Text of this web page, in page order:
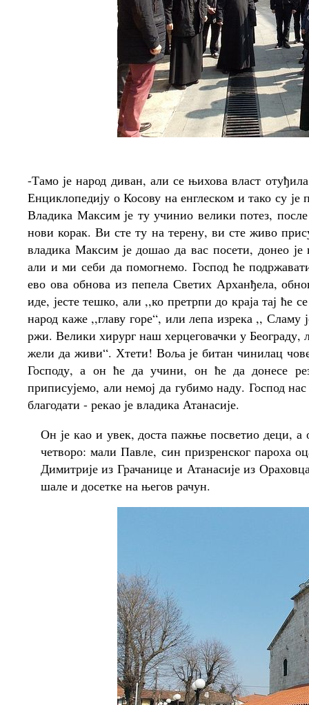
-Тамо је народ диван, али се њихова власт
Енциклопедију о Косову на енглеском и тако су
Владика Максим је ту учинио велики потез,
нови корак. Ви сте ту на терену, ви сте живо
владика Максим је дошао да вас посети, донео
али и ми себи да помогнемо. Господ ће
ево ова обнова из пепела Светих Арханђела,
иде, јесте тешко, али ,,ко претрпи до краја тај
народ каже ,,главу горе“, или лепа изрека ,,
ржи. Велики хирург наш херцеговачки у Београду,
жели да живи“. Хтети! Воља је битан чинилац
Господу, а он ће да учини, он ће да донесе
приписујемо, али немој да губимо наду. Господ
благодати - рекао је владика Атанасије.
Он је као и увек, доста пажње посветио деци,
четворо: мали Павле, син призренског пароха
Димитрије из Грачанице и Атанасије из
шале и досетке на његов рачун.